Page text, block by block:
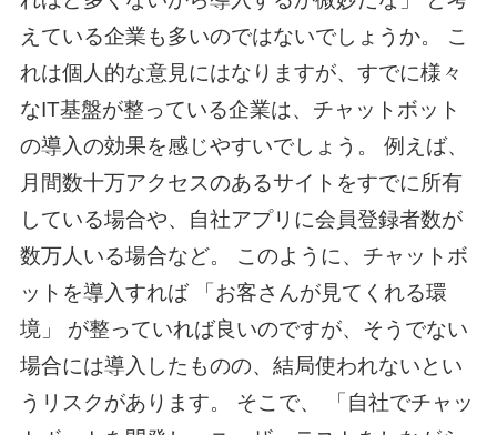
えている企業も多いのではないでしょうか。 こ
れは個人的な意見にはなりますが、すでに様々
なIT基盤が整っている企業は、チャットボット
の導入の効果を感じやすいでしょう。 例えば、
月間数十万アクセスのあるサイトをすでに所有
している場合や、自社アプリに会員登録者数が
数万人いる場合など。 このように、チャットボ
ットを導入すれば 「お客さんが見てくれる環
境」 が整っていれば良いのですが、そうでない
場合には導入したものの、結局使われないとい
うリスクがあります。 そこで、 「自社でチャッ